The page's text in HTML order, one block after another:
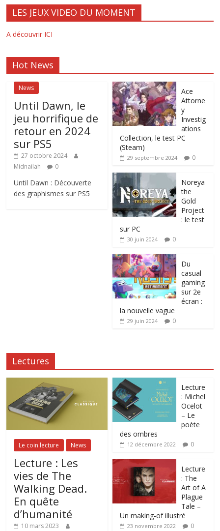
LES JEUX VIDEO DU MOMENT
A découvrir ICI
Hot News
News
Until Dawn, le
jeu horrifique de
retour en 2024
sur PS5
27 octobre 2024
Midnailah
0
Until Dawn : Découverte
des graphismes sur PS5
Ace
Attorne
y
Investig
ations
Collection, le test PC
(Steam)
29 septembre 2024 0
Noreya
the
Gold
Project
: le test
sur PC
30 juin 2024 0
Du
casual
gaming
sur 2e
écran :
la nouvelle vague
29 juin 2024 0
Lectures
Le coin lecture News
Lecture : Les
vies de The
Walking Dead.
En quête
d’humanité
10 mars 2023
Lecture
: Michel
Ocelot
– Le
poète
des ombres
12 décembre 2022 0
Lecture
: The
Art of A
Plague
Tale –
Un making-of illustré
23 novembre 2022 0